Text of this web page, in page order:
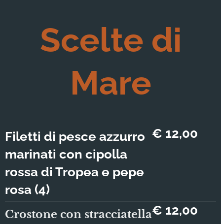
Scelte di
Mare
Filetti di pesce azzurro
marinati con cipolla
rossa di Tropea e pepe
rosa (4)
€ 12,00
Crostone con stracciatella€ 12,00